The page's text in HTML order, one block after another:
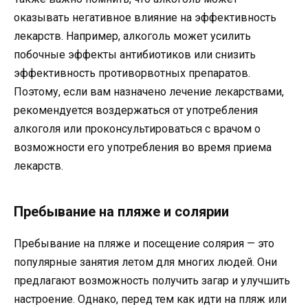
оказывать негативное влияние на эффективность
лекарств. Например, алкоголь может усилить
побочные эффекты антибиотиков или снизить
эффективность противорвотных препаратов.
Поэтому, если вам назначено лечение лекарствами,
рекомендуется воздержаться от употребления
алкоголя или проконсультироваться с врачом о
возможности его употребления во время приема
лекарств.
Пребывание на пляже и солярии
Пребывание на пляже и посещение солярия — это
популярные занятия летом для многих людей. Они
предлагают возможность получить загар и улучшить
настроение. Однако, перед тем как идти на пляж или